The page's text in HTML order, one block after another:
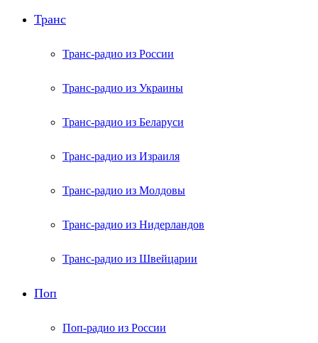
Транс
Транс-радио из России
Транс-радио из Украины
Транс-радио из Беларуси
Транс-радио из Израиля
Транс-радио из Молдовы
Транс-радио из Нидерландов
Транс-радио из Швейцарии
Поп
Поп-радио из России